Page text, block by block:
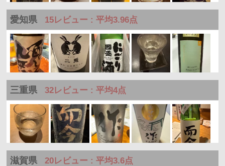
愛知県 15レビュー : 平均3.96点
三重県 32レビュー : 平均4点
滋賀県 20レビュー : 平均3.6点